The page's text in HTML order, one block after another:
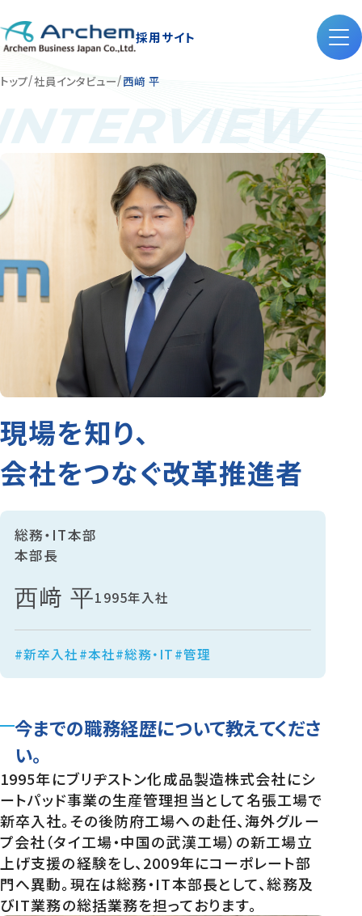
採用サイト
トップ 社員インタビュー 西﨑 平
現場を知り、
会社をつなぐ改革推進者
総務・IT本部
本部長
西﨑 平1995年入社
#新卒入社#本社#総務・IT#管理
今までの職務経歴について教えてくださ
い。
1995年にブリヂストン化成品製造株式会社にシ
ートパッド事業の生産管理担当として名張工場で
新卒入社。その後防府工場への赴任、海外グルー
プ会社（タイ工場・中国の武漢工場）の新工場立
上げ支援の経験をし、2009年にコーポレート部
門へ異動。現在は総務・IT本部長として、総務及
びIT業務の総括業務を担っております。